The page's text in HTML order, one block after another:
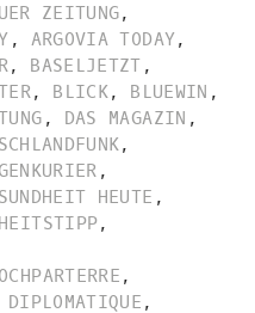
ZEITUNG,
, ARGOVIA TODAY,
, BASELJETZT ,
, BLICK, BLUEWIN ,
, DAS MAGAZIN ,
,
,
HEUTE ,
,
,
DIPLOMATIQUE ,